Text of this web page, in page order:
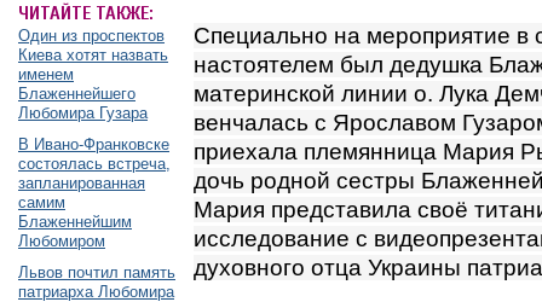
ЧИТАЙТЕ ТАКЖЕ:
Один из проспектов
Киева хотят назвать
именем
Блаженнейшего
Любомира Гузара
В Ивано-Франковске
состоялась встреча,
запланированная
самим
Блаженнейшим
Любомиром
Львов почтил память
патриарха Любомира
Специально на мероприятие в
настоятелем был дедушка
материнской линии о. Лука
венчалась с Ярославом
приехала племянница Мария
дочь родной сестры
Мария представила своё
исследование с
духовного отца Украины